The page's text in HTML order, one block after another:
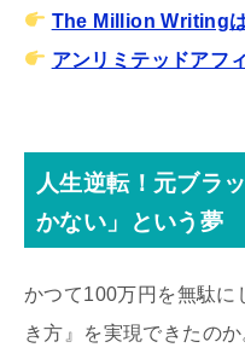
The Million Writing
アンリミテッドアフ
人生逆転！元ブラ
かない」という夢
かつて100万円を無駄に
き方』を実現できたのか